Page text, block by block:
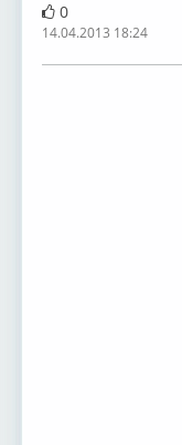
0
14.04.2013 18:24